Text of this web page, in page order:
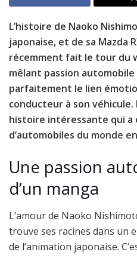
L’histoire de Naoko
japonaise, et de sa Mazda
récemment fait le tour du
mêlant passion
parfaitement le lien
conducteur à son
histoire intéressante qui a
d’automobiles du monde
Une passion
d’un manga
L’amour de Naoko
trouve ses racines dans un
de l’animation japonaise.